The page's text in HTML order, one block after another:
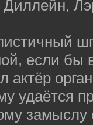
если бы
актёр
удаётся
замыслу